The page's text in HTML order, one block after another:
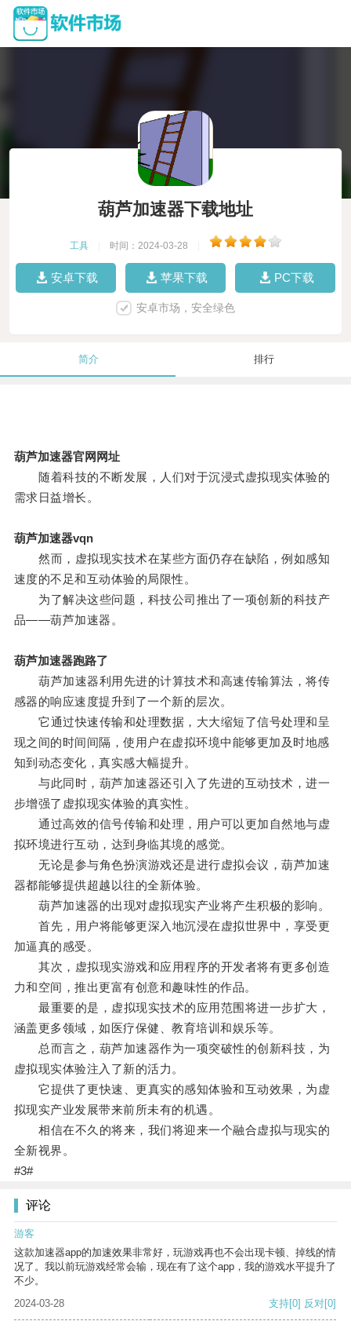
葫芦加速器下载地址
工具 时间：2024-03-28
安卓下载 苹果下载 PC下载
安卓市场，安全绿色
简介 排行
葫芦加速器官网网址
随着科技的不断发展，人们对于沉浸式虚拟现实体验的
需求日益增长。
葫芦加速器vqn
然而，虚拟现实技术在某些方面仍存在缺陷，例如感知
速度的不足和互动体验的局限性。
为了解决这些问题，科技公司推出了一项创新的科技产
品——葫芦加速器。
葫芦加速器跑路了
葫芦加速器利用先进的计算技术和高速传输算法，将传
感器的响应速度提升到了一个新的层次。
它通过快速传输和处理数据，大大缩短了信号处理和呈
现之间的时间间隔，使用户在虚拟环境中能够更加及时地感
知到动态变化，真实感大幅提升。
与此同时，葫芦加速器还引入了先进的互动技术，进一
步增强了虚拟现实体验的真实性。
通过高效的信号传输和处理，用户可以更加自然地与虚
拟环境进行互动，达到身临其境的感觉。
无论是参与角色扮演游戏还是进行虚拟会议，葫芦加速
器都能够提供超越以往的全新体验。
葫芦加速器的出现对虚拟现实产业将产生积极的影响。
首先，用户将能够更深入地沉浸在虚拟世界中，享受更
加逼真的感受。
其次，虚拟现实游戏和应用程序的开发者将有更多创造
力和空间，推出更富有创意和趣味性的作品。
最重要的是，虚拟现实技术的应用范围将进一步扩大，
涵盖更多领域，如医疗保健、教育培训和娱乐等。
总而言之，葫芦加速器作为一项突破性的创新科技，为
虚拟现实体验注入了新的活力。
它提供了更快速、更真实的感知体验和互动效果，为虚
拟现实产业发展带来前所未有的机遇。
相信在不久的将来，我们将迎来一个融合虚拟与现实的
全新视界。
#3#
评论
游客
这款加速器app的加速效果非常好，玩游戏再也不会出现卡顿、掉线的情
况了。我以前玩游戏经常会输，现在有了这个app，我的游戏水平提升了
不少。
2024-03-28
支持[0] 反对[0]